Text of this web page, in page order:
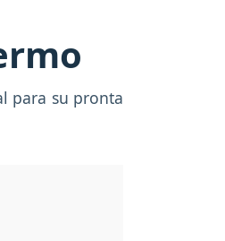
para su pronta